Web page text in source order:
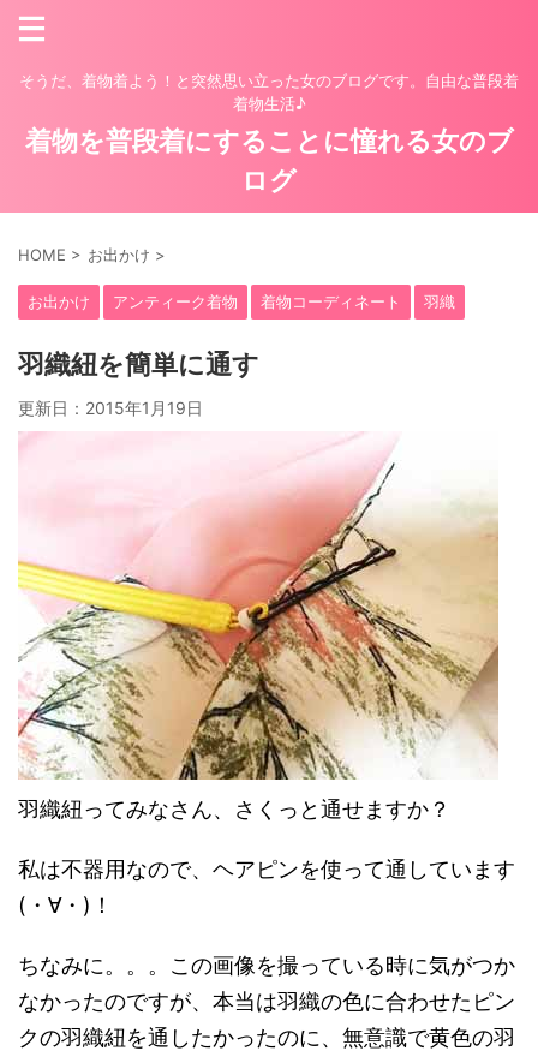
そうだ、着物着よう！と突然思い立った女のブログです。自由な普段着
着物生活♪
着物を普段着にすることに憧れる女のブ
ログ
HOME > お出かけ >
お出かけ アンティーク着物 着物コーディネート 羽織
羽織紐を簡単に通す
更新日： 2015年1月19日
羽織紐ってみなさん、さくっと通せますか？
私は不器用なので、ヘアピンを使って通しています
(・∀・)！
ちなみに。。。この画像を撮っている時に気がつか
なかったのですが、本当は羽織の色に合わせたピン
クの羽織紐を通したかったのに、無意識で黄色の羽